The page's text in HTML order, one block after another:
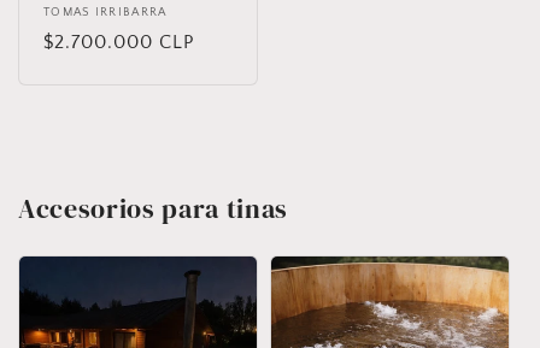
Proveedor:
TOMAS IRRIBARRA
Precio
$2.700.000 CLP
Accesorios para tinas